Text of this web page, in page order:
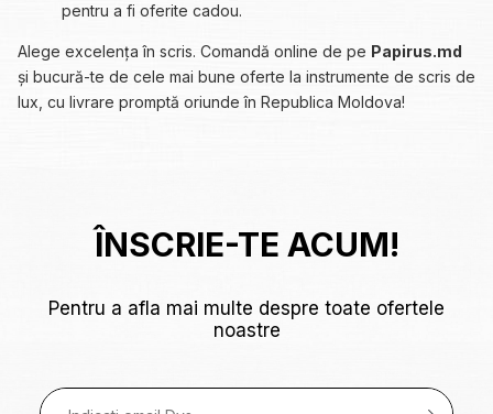
pentru a fi oferite cadou.
Alege excelența în scris. Comandă online de pe Papirus.md
și bucură-te de cele mai bune oferte la instrumente de scris de
lux, cu livrare promptă oriunde în Republica Moldova!
ÎNSCRIE-TE ACUM!
Pentru a afla mai multe despre toate ofertele
noastre